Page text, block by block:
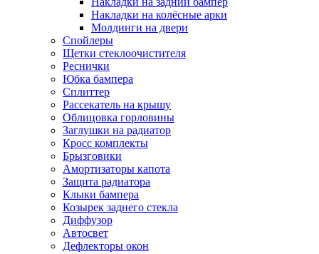
Накладки на колёсные арки
Молдинги на двери
Спойлеры
Щетки стеклоочистителя
Реснички
Юбка бампера
Сплиттер
Рассекатель на крышу
Облицовка горловины
Заглушки на радиатор
Кросс комплекты
Брызговики
Амортизаторы капота
Защита радиатора
Клыки бампера
Козырек заднего стекла
Диффузор
Автосвет
Дефлекторы окон